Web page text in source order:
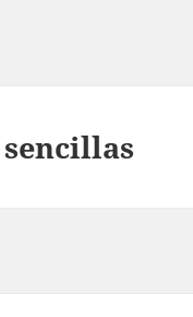
sencillas